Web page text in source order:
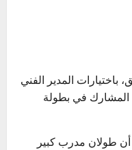
باختيارات المدير الفني
المشارك في بطولة
طولان مدرب كبير